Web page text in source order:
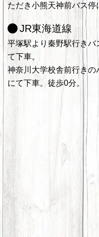
ただき小熊天神前バス停
JR東海道線
平塚駅より秦野駅行き
て下車。
神奈川大学校舎前行き
にて下車。徒歩0分。